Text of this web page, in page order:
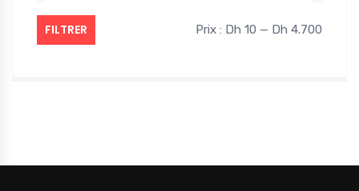
FILTRER Prix : Dh 10 — Dh 4.700